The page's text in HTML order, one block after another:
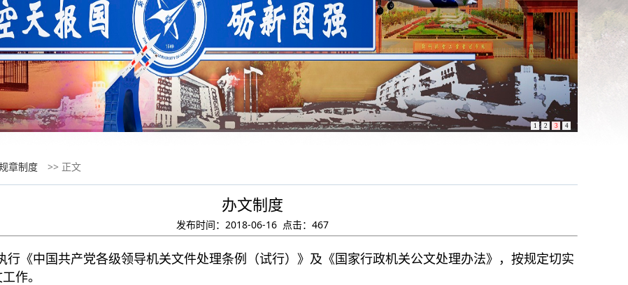
1 2 3 4
章制度 >> 正文
办文制度
发布时间：2018-06-16 点击： 467
《中国共产党各级领导机关文件处理条例（试行）》及《国家行政机关公文处理办法》，按规定切实
作。